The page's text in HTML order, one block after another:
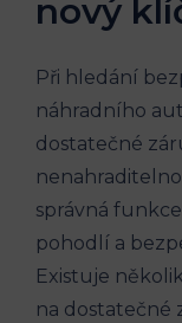
nový
Při hledání
náhradního
dostatečné
správná
pohodlí a
Existuje
na ⁢dostatečné‌